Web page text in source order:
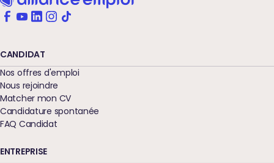
CANDIDAT
Nos offres d'emploi
Nous rejoindre
Matcher mon CV
Candidature spontanée
FAQ Candidat
ENTREPRISE